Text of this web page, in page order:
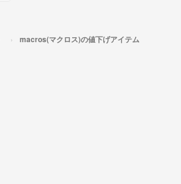
macros(マクロス)の値下げアイテム